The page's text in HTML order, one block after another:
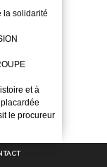
la solidarité
et à
le procureur